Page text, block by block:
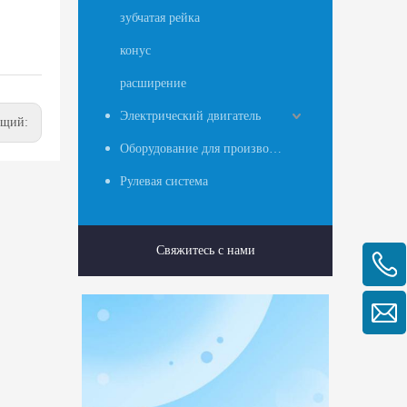
зубчатая рейка
конус
расширение
Электрический двигатель
Оборудование для производства ткани из расплава
Рулевая система
Свяжитесь с нами